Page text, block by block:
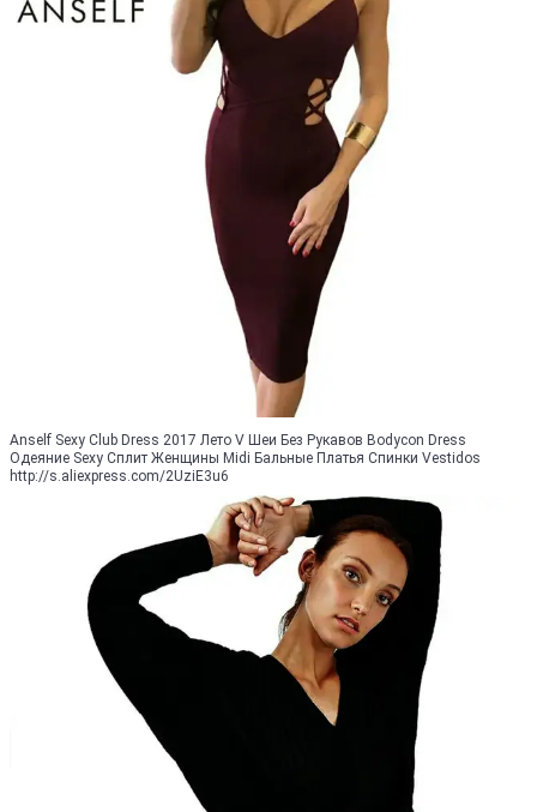
Anself Sexy Club Dress 2017 Лето V Шеи Без Рукавов Bodycon Dress
Одеяние Sexy Сплит Женщины Midi Бальные Платья Спинки Vestidos
http://s.aliexpress.com/2UziE3u6